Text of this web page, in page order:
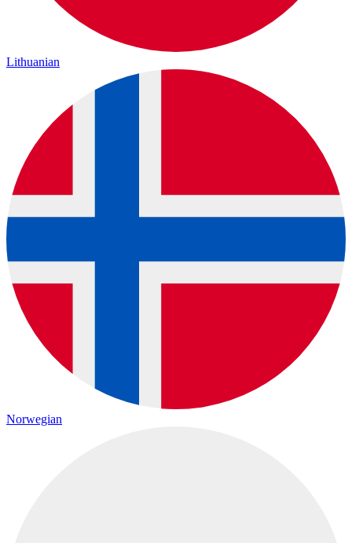
Lithuanian
Norwegian